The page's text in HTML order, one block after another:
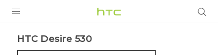
HTC Desire 530‎